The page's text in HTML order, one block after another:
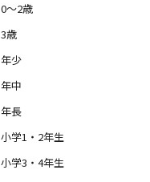
0～2歳
3歳
年少
年中
年長
小学1・2年生
小学3・4年生